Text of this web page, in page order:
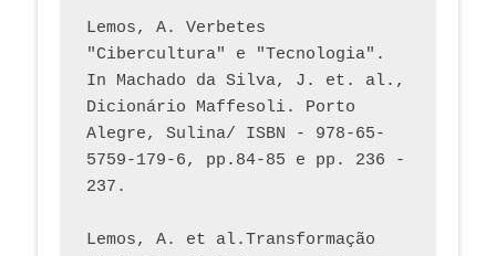
Lemos, A. Verbetes
"Cibercultura" e "Tecnologia".
In Machado da Silva, J. et. al.,
Dicionário Maffesoli. Porto
Alegre, Sulina/ ISBN - 978-65-
5759-179-6, pp.84-85 e pp. 236 -
237.
Lemos, A. et al.Transformação